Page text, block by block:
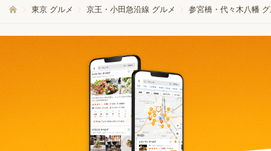
東京 グルメ 京王・小田急沿線 グルメ 参宮橋・代々木八幡